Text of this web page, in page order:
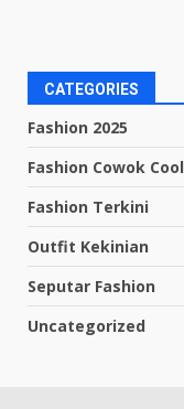
CATEGORIES
Fashion 2025
Fashion Cowok Cool
Fashion Terkini
Outfit Kekinian
Seputar Fashion
Uncategorized